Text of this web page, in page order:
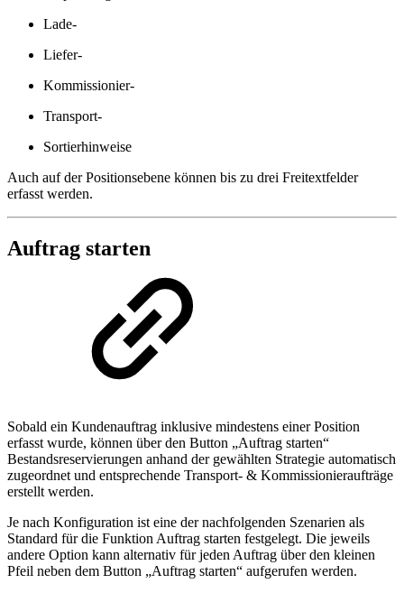
Lade-
Liefer-
Kommissionier-
Transport-
Sortierhinweise
Auch auf der Positionsebene können bis zu drei Freitextfelder
erfasst werden.
Auftrag starten
Sobald ein Kundenauftrag inklusive mindestens einer Position
erfasst wurde, können über den Button „Auftrag starten“
Bestandsreservierungen anhand der gewählten Strategie automatisch
zugeordnet und entsprechende Transport- & Kommissionieraufträge
erstellt werden.
Je nach Konfiguration ist eine der nachfolgenden Szenarien als
Standard für die Funktion Auftrag starten festgelegt. Die jeweils
andere Option kann alternativ für jeden Auftrag über den kleinen
Pfeil neben dem Button „Auftrag starten“ aufgerufen werden.